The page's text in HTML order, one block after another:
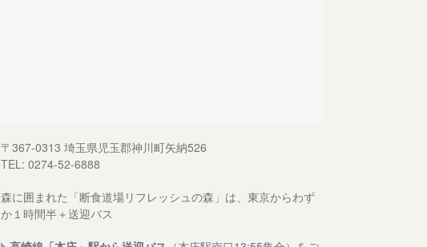
〒367-0313 埼玉県児玉郡神川町矢納526
TEL: 0274-52-6888
森に囲まれた「断食道場リフレッシュの森」は、東京からわず
か１時間半＋送迎バス